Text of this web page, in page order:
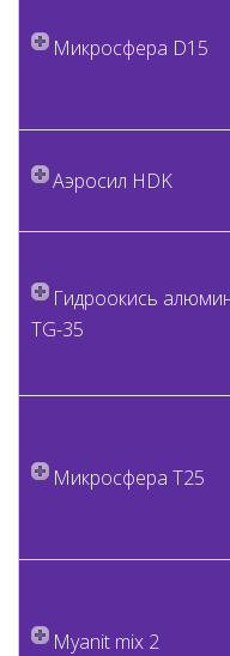
Микросфера D15
Аэросил HDK
Гидроокись
TG-35
Микросфера T25
Myanit mix 2